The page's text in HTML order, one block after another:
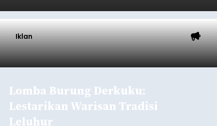
Iklan
Lomba Burung Derkuku:
Lestarikan Warisan Tradisi
Leluhur